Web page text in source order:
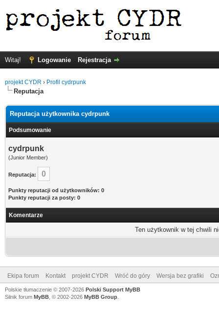
Witaj! Logowanie Rejestracja
projekt CYDR › Profil cydrpunk
Reputacja
Reputacja użytkownika cydrpunk
Podsumowanie
cydrpunk
(Junior Member)
Reputacja: 0
Punkty reputacji od użytkowników: 0
Punkty reputacji za posty: 0
Komentarze
Ten użytkownik w tej chwili
Ekipa forum Kontakt projekt CYDR Wróć do góry Wersja bez grafiki
Polskie tłumaczenie © 2007-2026 Polski Support MyBB
Silnik forum MyBB , © 2002-2026 MyBB Group